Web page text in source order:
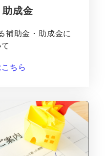
成金
補助金・助成金に
ちら